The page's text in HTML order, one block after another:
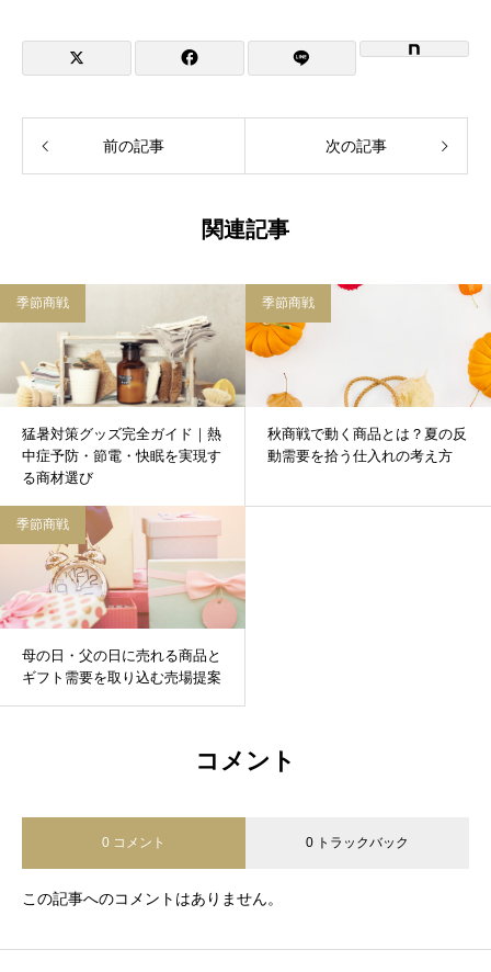
前の記事 次の記事
関連記事
季節商戦
猛暑対策グッズ完全ガイド｜熱
中症予防・節電・快眠を実現す
る商材選び
季節商戦
秋商戦で動く商品とは？夏の反
動需要を拾う仕入れの考え方
季節商戦
母の日・父の日に売れる商品と
ギフト需要を取り込む売場提案
コメント
0 コメント 0 トラックバック
この記事へのコメントはありません。